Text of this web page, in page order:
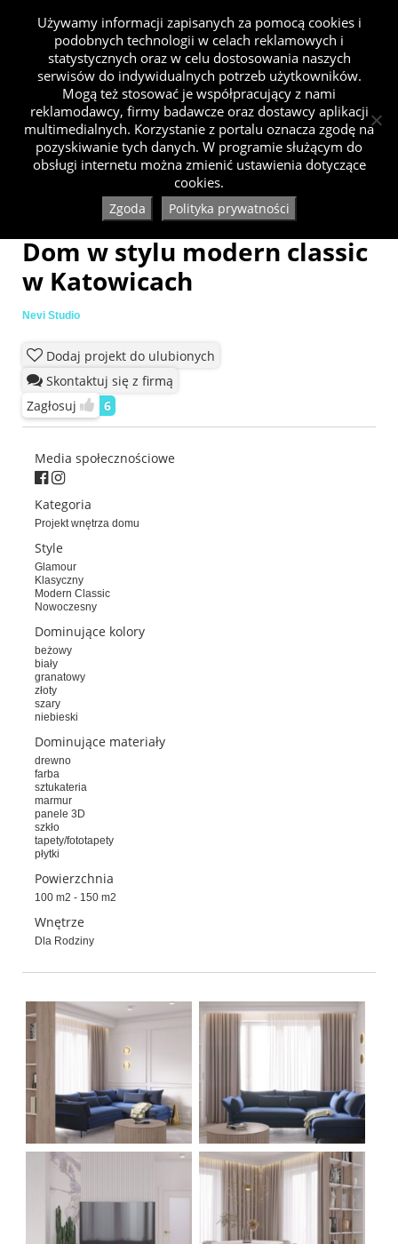
Dom w stylu modern classic
w Katowicach
Nevi Studio
Dodaj projekt do ulubionych
Skontaktuj się z firmą
Zagłosuj
6
Media społecznościowe
Kategoria
Projekt wnętrza domu
Style
Glamour
Klasyczny
Modern Classic
Nowoczesny
Dominujące kolory
beżowy
biały
granatowy
złoty
szary
niebieski
Dominujące materiały
drewno
farba
sztukateria
marmur
panele 3D
szkło
tapety/fototapety
płytki
Powierzchnia
100 m2 - 150 m2
Wnętrze
Dla Rodziny
Używamy informacji zapisanych za pomocą cookies i
podobnych technologii w celach reklamowych i
statystycznych oraz w celu dostosowania naszych
serwisów do indywidualnych potrzeb użytkowników.
Mogą też stosować je współpracujący z nami
reklamodawcy, firmy badawcze oraz dostawcy aplikacji
multimedialnych. Korzystanie z portalu oznacza zgodę na
pozyskiwanie tych danych. W programie służącym do
obsługi internetu można zmienić ustawienia dotyczące
cookies.
Zgoda Polityka prywatności